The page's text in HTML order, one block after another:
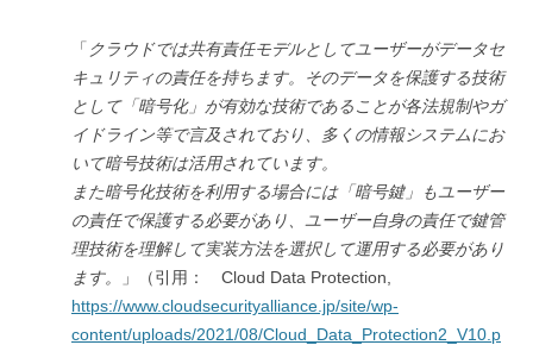
「 クラウドでは共有責任モデルとしてユーザーがデータセ
キュリティの責任を持ちます。そのデータを保護する技術
として「暗号化」が有効な技術であることが各法規制やガ
イドライン等で言及されており、多くの情報システムにお
いて暗号技術は活用されています。
また暗号化技術を利用する場合には「暗号鍵」もユーザー
の責任で保護する必要があり、ユーザー自身の責任で鍵管
理技術を理解して実装方法を選択して運用する必要があり
ます。
」（引用： Cloud Data Protection,
https://www.cloudsecurityalliance.jp/site/wp-
content/uploads/2021/08/Cloud_Data_Protection2_V10.p